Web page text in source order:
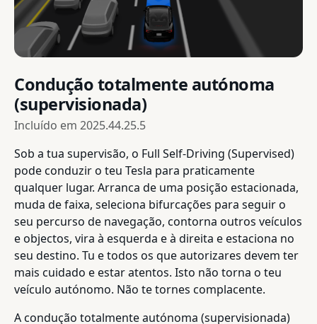
Condução totalmente autónoma
(supervisionada)
Incluído em 2025.44.25.5
Sob a tua supervisão, o Full Self-Driving (Supervised)
pode conduzir o teu Tesla para praticamente
qualquer lugar. Arranca de uma posição estacionada,
muda de faixa, seleciona bifurcações para seguir o
seu percurso de navegação, contorna outros veículos
e objectos, vira à esquerda e à direita e estaciona no
seu destino. Tu e todos os que autorizares devem ter
mais cuidado e estar atentos. Isto não torna o teu
veículo autónomo. Não te tornes complacente.
A condução totalmente autónoma (supervisionada)